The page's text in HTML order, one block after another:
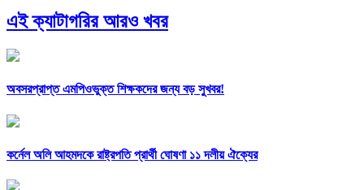
এই ক্যাটাগরির আরও খবর
অবসরপ্রাপ্ত এমপিওভুক্ত শিক্ষকদের জন্য বড় সুখবর!
কর্নেল অলি আহমদকে রাষ্ট্রপতি প্রার্থী ঘোষণা ১১ দলীয় ঐক্যের